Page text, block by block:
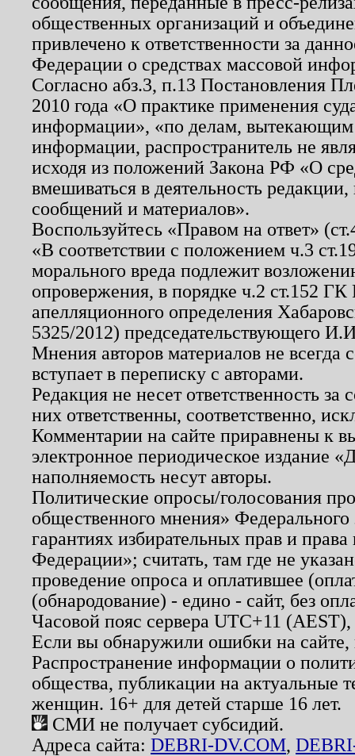
общественных организаций и
привлечено к ответственности за
Федерации о средствах массовой
Согласно абз.3, п.13 Постановления
2010 года «О практике применения
информации», «по делам, вытекающим
информации, распространитель не
исходя из положений Закона РФ «О
вмешиваться в деятельность
сообщений и материалов».
Воспользуйтесь «Правом на ответ»
«В соответствии с положением ч.3
морального вреда подлежит
опровержения, в порядке ч.2 ст.152
апелляционного определения
5325/2012) председательствующего
Мнения авторов материалов не
вступает в переписку с авторами.
Редакция не несет ответственность
них ответственны, соответственно,
Комментарии на сайте приравнены к
электронное периодическое издание
наполняемость несут авторы.
Политические опросы/голосования
общественного мнения»
гарантиях избирательных прав и
Федерации»; считать, там где не
проведение опроса и оплатившее
(обнародование) - едино - сайт, без
Часовой пояс сервера UTC+11
Если вы обнаружили ошибки на
Распространение информации о
общества, публикации на актуальные
женщин. 16+ для детей старше 16 лет.
СМИ не получает субсидий.
Адреса сайта: DEBRI-DV.COM,